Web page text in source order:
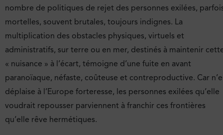
nombre de politiques de rejet des personnes exilées,
mortelles, souvent brutales, toujours indignes. La
multiplication des obstacles physiques, virtuels et
administratifs, sur terre ou en mer, destinés à maintenir
« nuisance » à l’écart, témoigne d’une fuite en avant
paranoïaque, néfaste, coûteuse et contreproductive. Car
déplaise à l’Europe forteresse, les personnes exilées qu’elle
voudrait repousser parviennent à franchir ces frontières
qu’elle rêve hermétiques.